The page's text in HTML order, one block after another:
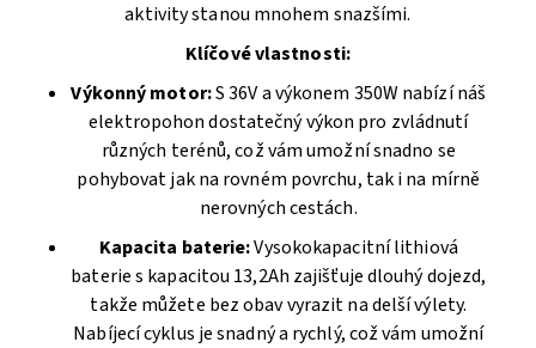
aktivity stanou mnohem snazšími.
Klíčové vlastnosti:
Výkonný motor:S 36V a výkonem 350W nabízí náš
elektropohon dostatečný výkon pro zvládnutí
různých terénů, což vám umožní snadno se
pohybovat jak na rovném povrchu, tak i na mírně
nerovných cestách.
Kapacita baterie:Vysokokapacitní lithiová
baterie s kapacitou 13,2Ah zajišťuje dlouhý dojezd,
takže můžete bez obav vyrazit na delší výlety.
Nabíjecí cyklus je snadný a rychlý, což vám umožní